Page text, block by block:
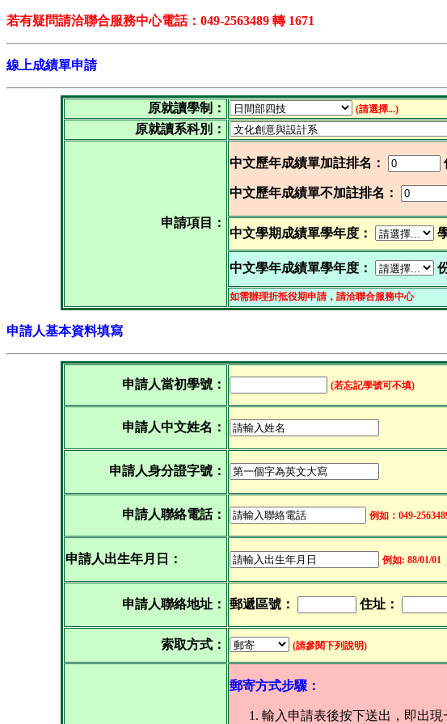
若有疑問請洽聯合服務中心電話：049-2563489 轉 1671
線上成績單申請
原就讀學制： (請選擇...)
原就讀系科別：
申請項目：
中文歷年成績單加註排名：
中文歷年成績單不加註排名：
中文學期成績單學年度：
中文學年成績單學年度：
如需辦理折抵役期申請，請洽聯合服務中心
申請人基本資料填寫
申請人當初學號： (若忘記學號可不填)
申請人中文姓名：
申請人身分證字號：
申請人聯絡電話： 例如：049-
申請人出生年月日： 例如: 88/01/01
申請人聯絡地址： 郵遞區號： 住址：
索取方式： (請參閱下列說明)
郵寄方式步驟：
輸入申請表後按下送出，即出現